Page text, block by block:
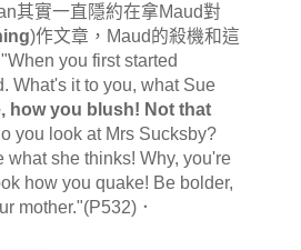
其實一直隱約在拿Maud對
)作文章，Maud的殺機和這
you first started
What's it to you, what Sue
how you blush! Not that
you look at Mrs Sucksby?
what she thinks! Why, you're
how you quake! Be bolder,
mother."(P532)．